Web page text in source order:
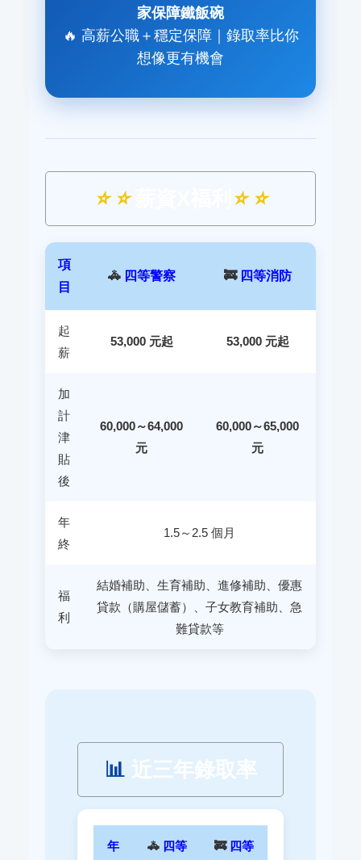
家保障鐵飯碗
🔥 高薪公職＋穩定保障｜錄取率比你
想像更有機會
⭐ ⭐ ⭐ ⭐
項
目
🚓 四等警察 🚒 四等消防
起
薪
53,000 元起 53,000 元起
加
計
津
貼
後
60,000～64,000
元
60,000～65,000
元
年
終
1.5～2.5 個月
福
利
結婚補助、生育補助、進修補助、優惠
貸款（購屋儲蓄）、子女教育補助、急
難貸款等
📊 近三年錄取率
年
🚓 四等
🚒 四等